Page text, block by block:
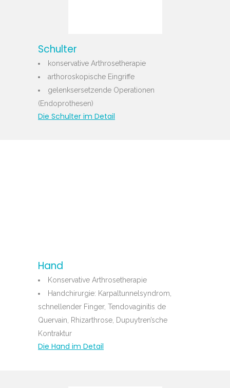
Schulter
konservative Arthrosetherapie
arthoroskopische Eingriffe
gelenksersetzende Operationen
(Endoprothesen)
Die Schulter im Detail
Hand
Konservative Arthrosetherapie
Handchirurgie: Karpaltunnelsyndrom,
schnellender Finger, Tendovaginitis de
Quervain, Rhizarthrose, Dupuytren’sche
Kontraktur
Die Hand im Detail